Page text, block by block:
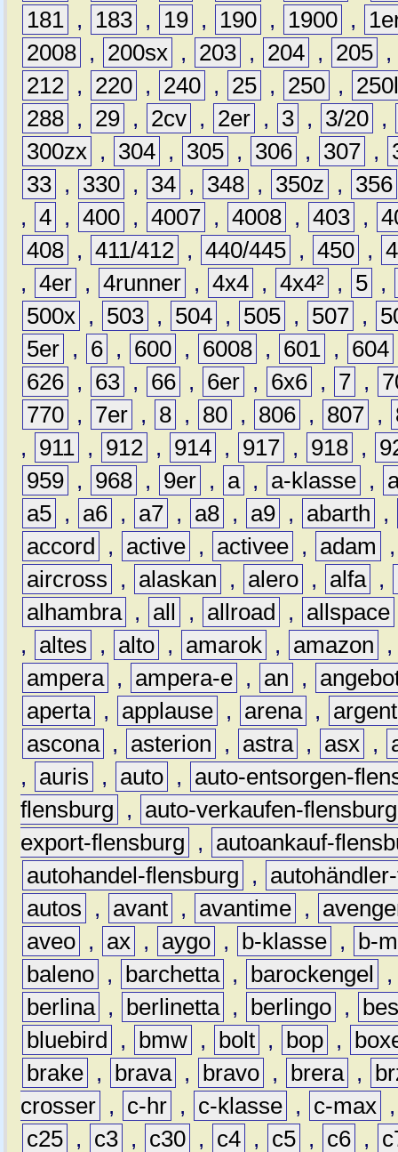
181 , 183 , 19 , 190 , 1900 ,
2008 , 200sx , 203 , 204 , 205 ,
212 , 220 , 240 , 25 , 250 ,
288 , 29 , 2cv , 2er , 3 , 3/20 ,
300zx , 304 , 305 , 306 , 307 ,
33 , 330 , 34 , 348 , 350z ,
356
, 4 , 400 , 4007 , 4008 , 403 ,
408 , 411/412 , 440/445 , 450 ,
, 4er , 4runner , 4x4 , 4x4² , 5 ,
500x , 503 , 504 , 505 , 507 ,
5er , 6 , 600 , 6008 , 601 , 604
626 , 63 , 66 , 6er , 6x6 , 7 ,
770 , 7er , 8 , 80 , 806 , 807 ,
,
911 , 912 , 914 , 917 , 918 ,
959 , 968 , 9er , a , a-klasse ,
a5 , a6 , a7 , a8 , a9 , abarth
,
accord
, active , activee , adam
aircross
, alaskan , alero , alfa ,
alhambra , all , allroad , allspace
,
altes , alto , amarok , amazon
ampera , ampera-e , an ,
aperta , applause , arena ,
ascona , asterion , astra , asx ,
,
auris , auto ,
auto-entsorgen-
flensburg
,
auto-verkaufen-flensburg
export-flensburg
,
autoankauf-
autohandel-flensburg
,
autos
, avant , avantime ,
aveo , ax , aygo , b-klasse ,
b-
baleno , barchetta , barockengel
berlina , berlinetta , berlingo ,
bluebird
, bmw , bolt , bop ,
brake , brava , bravo , brera ,
crosser , c-hr , c-klasse , c-max
c25 , c3 , c30 , c4 , c5 , c6 ,